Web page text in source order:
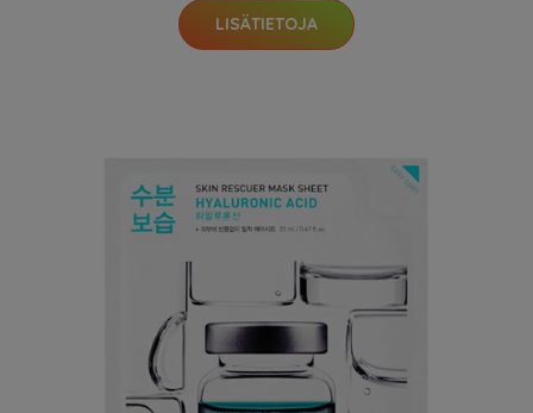
LISÄTIETOJA